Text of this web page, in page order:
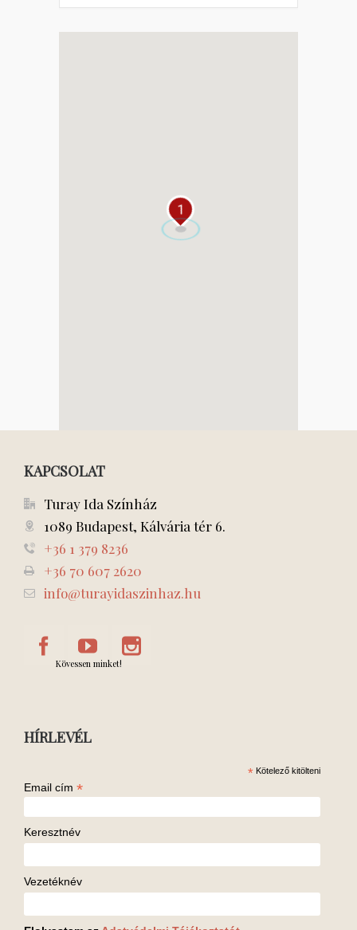
1
KAPCSOLAT
Turay Ida Színház
1089 Budapest, Kálvária tér 6.
+36 1 379 8236
+36 70 607 2620
info@turayidaszinhaz.hu
Kövessen minket!
HÍRLEVÉL
* Kötelező kitölteni
Email cím *
Keresztnév
Vezetéknév